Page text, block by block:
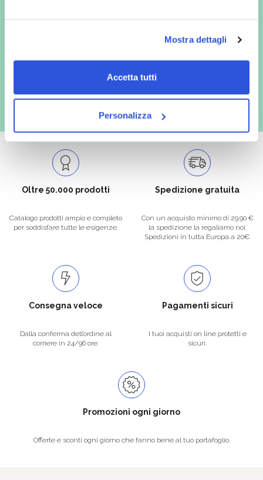
Mostra dettagli
Accetta tutti
Personalizza
redatta ai sensi del Regolamento EU 2016/679, acconsento
commerciali da parte di Verafarma, tra cui invio di comunicazioni
con inviti e comunicazioni commerciali - e modalità tradizionali, quali ad
Oltre 50.000 prodotti
Catalogo prodotti ampio e completo
per soddisfare tutte le esigenze.
Spedizione gratuita
Con un acquisto minimo di 29.90 €
la spedizione la regaliamo noi.
Spedizioni in tutta Europa a 20€.
Consegna veloce
Dalla conferma dell’ordine al
corriere in 24/96 ore.
Pagamenti sicuri
I tuoi acquisti on line protetti e
sicuri.
Promozioni ogni giorno
Offerte e sconti ogni giorno che fanno bene al tuo portafoglio.